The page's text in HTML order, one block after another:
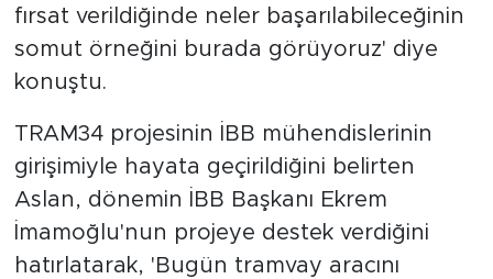
fırsat verildiğinde neler başarılabileceğinin
somut örneğini burada görüyoruz' diye
konuştu.
TRAM34 projesinin İBB mühendislerinin
girişimiyle hayata geçirildiğini belirten
Aslan, dönemin İBB Başkanı Ekrem
İmamoğlu'nun projeye destek verdiğini
hatırlatarak, 'Bugün tramvay aracını